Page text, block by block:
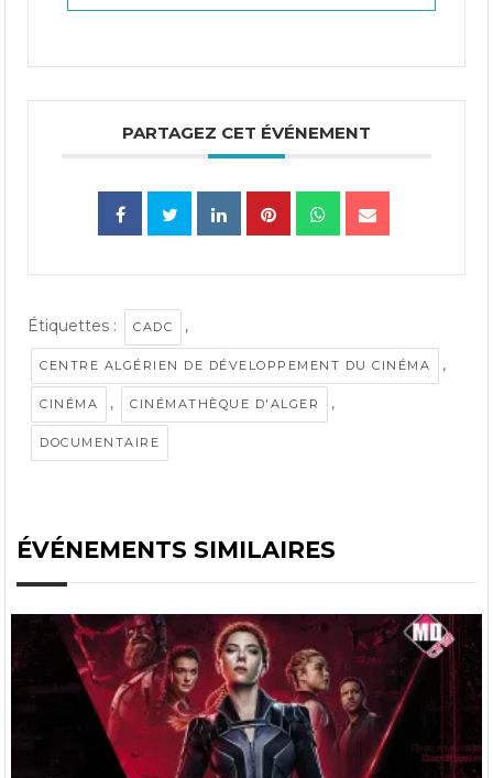
PARTAGEZ CET ÉVÉNEMENT
Étiquettes : CADC ,
CENTRE ALGÉRIEN DE DÉVELOPPEMENT DU CINÉMA ,
CINÉMA , CINÉMATHÈQUE D'ALGER ,
DOCUMENTAIRE
ÉVÉNEMENTS SIMILAIRES